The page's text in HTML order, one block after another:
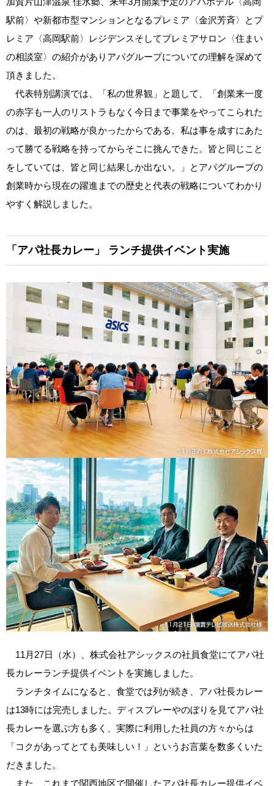
駅前〉や新都市型マンションとなるプレミア〈金沢芳斉〉とプ
レミア〈高岡駅前〉レジデンスそしてプレミアサロン〈住まい
の相談室〉の紹介がありアパグループについての理解を深めて
頂きました。
代表特別講演では、「私の世界観」と題して、「創業来一度
の赤字も一人のリストラもなく今日まで事業をやってこられた
のは、最初の戦略が良かったからである。私は事を成すにあた
って勝てる戦略を持ってからそこに挑んできた。皆と同じこと
をしていては、皆と同じ結果しか出ない。」とアパグループの
創業時から現在の躍進までの歴史と代表の戦略についてわかり
やすく解説しました。
「アパ社長カレー」 ランチ提供イベント実施
11月27日（水）、株式会社アシックスの社員食堂にてアパ社
長カレーランチ提供イベントを実施しました。
ランチタイムになると、食堂では列が続き、アパ社長カレー
は13時には完売しました。ディスプレーやのぼりを見てアパ社
長カレーを選ぶ方も多く、実際に利用した社員の方々からは
「コクがあってとても美味しい！」というお言葉を数多くいた
だきました。
また、これまで関西地区で開催したアパ社長カレー提供イベ